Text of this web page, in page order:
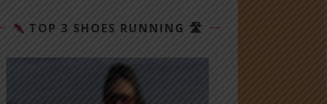
TOP 3 SHOES RUNNING 🛣